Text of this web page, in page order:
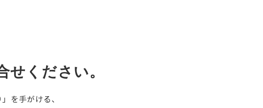
せください。
を手がける、